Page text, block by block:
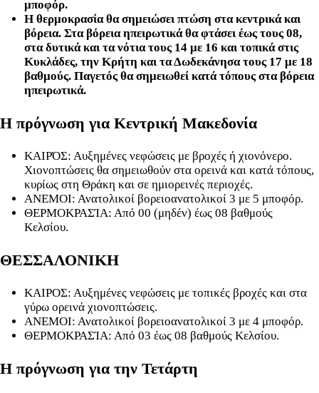
μποφόρ.
Η θερμοκρασία θα σημειώσει πτώση στα κεντρικά και
βόρεια. Στα βόρεια ηπειρωτικά θα φτάσει έως τους 08,
στα δυτικά και τα νότια τους 14 με 16 και τοπικά στις
Κυκλάδες, την Κρήτη και τα Δωδεκάνησα τους 17 με 18
βαθμούς. Παγετός θα σημειωθεί κατά τόπους στα βόρεια
ηπειρωτικά.
Η πρόγνωση για Κεντρική Μακεδονία
ΚΑΙΡΌΣ: Αυξημένες νεφώσεις με βροχές ή χιονόνερο.
Χιονοπτώσεις θα σημειωθούν στα ορεινά και κατά τόπους,
κυρίως στη Θράκη και σε ημιορεινές περιοχές.
ΑΝΕΜΟΙ: Ανατολικοί βορειοανατολικοί 3 με 5 μποφόρ.
ΘΕΡΜΟΚΡΑΣΊΑ: Από 00 (μηδέν) έως 08 βαθμούς
Κελσίου.
ΘΕΣΣΑΛΟΝΙΚΗ
ΚΑΙΡΟΣ: Αυξημένες νεφώσεις με τοπικές βροχές και στα
γύρω ορεινά χιονοπτώσεις.
ΑΝΕΜΟΙ: Ανατολικοί βορειοανατολικοί 3 με 4 μποφόρ.
ΘΕΡΜΟΚΡΑΣΊΑ: Από 03 έως 08 βαθμούς Κελσίου.
Η πρόγνωση για την Τετάρτη